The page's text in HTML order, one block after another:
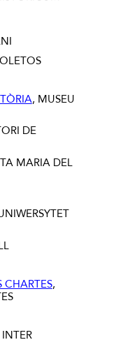
, MUSEU
DE
MARIA DEL
CHARTES,